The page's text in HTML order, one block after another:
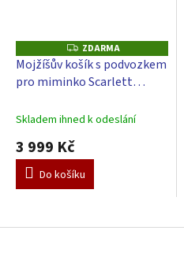
Z
D
A
R
ZDARMA
Mojžíšův košík s podvozkem
pro miminko Scarlett
Skladem ihned k odeslání
3 999 Kč
Do košíku
Z